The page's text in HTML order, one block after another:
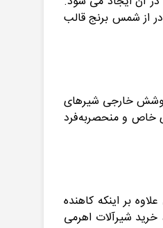
از شمس برنج قالب
پوشش خارجی شیرهای
خاص و منحصربه‌فرد
بر اینکه کاهنده
شیرآلات اهرمی